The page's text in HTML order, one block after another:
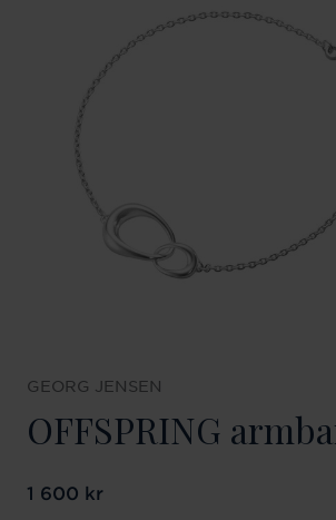
GEORG JENSEN
OFFSPRING
Pris:1 600 kr
1 600 kr